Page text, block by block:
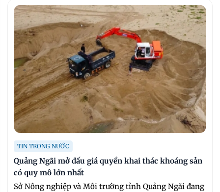
TIN TRONG NƯỚC
Quảng Ngãi mở đấu giá quyền khai thác khoáng sản
có quy mô lớn nhất
Sở Nông nghiệp và Môi trường tỉnh Quảng Ngãi đang